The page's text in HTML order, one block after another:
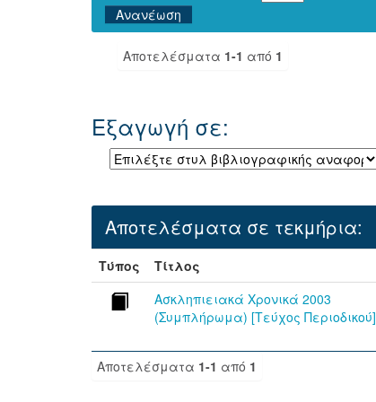
Αποτελέσματα 1-1 από 1
Εξαγωγή σε:
Αποτελέσματα σε τεκμήρια:
Τύπος Τίτλος
Ασκληπιειακά Χρονικά 2003
(Συμπλήρωμα) [Τεύχος Περιοδικού]
Αποτελέσματα 1-1 από 1